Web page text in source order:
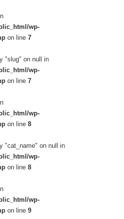
wp-
on line 7
"slug" on null in
wp-
on line 7
wp-
on line 8
"cat_name" on null in
wp-
on line 8
wp-
on line 9